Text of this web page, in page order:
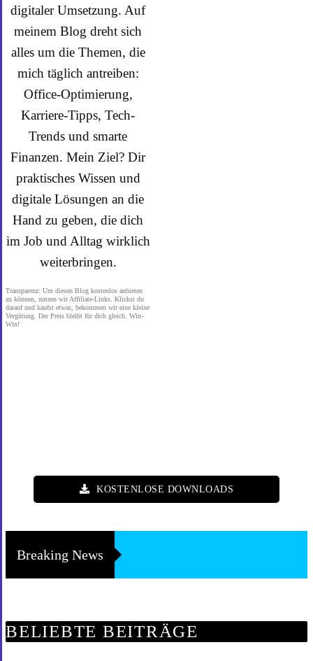
digitaler Umsetzung. Auf
meinem Blog dreht sich
alles um die Themen, die
mich täglich antreiben:
Office-Optimierung,
Karriere-Tipps, Tech-
Trends und smarte
Finanzen. Mein Ziel? Dir
praktisches Wissen und
digitale Lösungen an die
Hand zu geben, die dich
im Job und Alltag wirklich
weiterbringen.
Transparenz: Um diesen Blog kostenlos anbieten
zu können, nutzen wir Affiliate-Links. Klickst du
darauf und kaufst etwas, bekommen wir eine kleine
Vergütung. Der Preis bleibt für dich gleich. Win-
Win!
KOSTENLOSE DOWNLOADS
Breaking News
BELIEBTE BEITRÄGE